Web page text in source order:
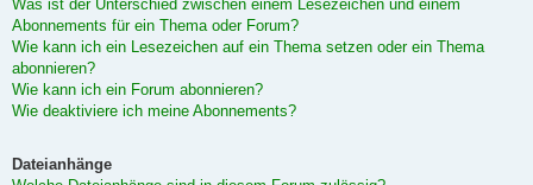
Was ist der Unterschied zwischen einem Lesezeichen und einem
Abonnements für ein Thema oder Forum?
Wie kann ich ein Lesezeichen auf ein Thema setzen oder ein Thema
abonnieren?
Wie kann ich ein Forum abonnieren?
Wie deaktiviere ich meine Abonnements?
Dateianhänge